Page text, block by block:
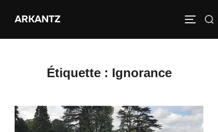
ARKANTZ Rechercher :
Étiquette : Ignorance